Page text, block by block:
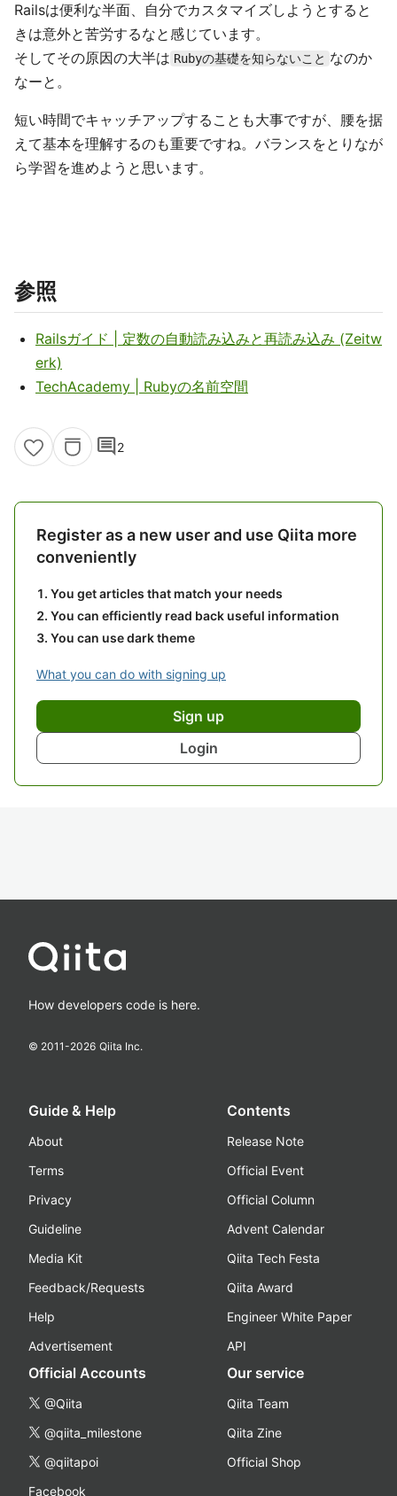
Railsは便利な半面、自分でカスタマイズしようとすると
きは意外と苦労するなと感じています。
そしてその原因の大半は Rubyの基礎を知らないこと なのか
なーと。
短い時間でキャッチアップすることも大事ですが、腰を据
えて基本を理解するのも重要ですね。バランスをとりなが
ら学習を進めようと思います。
参照
Railsガイド | 定数の自動読み込みと再読み込み (Zeitw
erk)
TechAcademy | Rubyの名前空間
comment2
Register as a new user and use Qiita more
conveniently
You get articles that match your needs
You can efficiently read back useful information
You can use dark theme
What you can do with signing up
Sign up
Login
How developers code is here.
© 2011-2026 Qiita Inc.
Guide & Help
About
Terms
Privacy
Guideline
Media Kit
Feedback/Requests
Help
Advertisement
Contents
Release Note
Official Event
Official Column
Advent Calendar
Qiita Tech Festa
Qiita Award
Engineer White Paper
API
Official Accounts
@Qiita
@qiita_milestone
@qiitapoi
Facebook
Our service
Qiita Team
Qiita Zine
Official Shop